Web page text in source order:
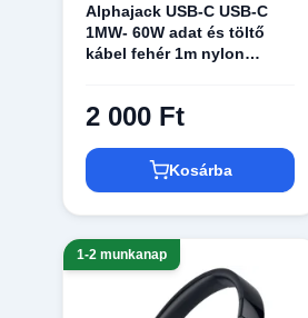
Alphajack USB-C USB-C
1MW- 60W adat és töltő
kábel fehér 1m nylon
2 000 Ft
Kosárba
1-2 munkanap